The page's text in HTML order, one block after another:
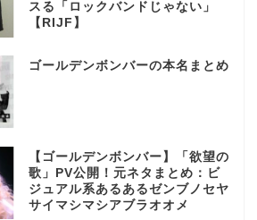
スる「ロックバンドじゃない」
【RIJF】
ゴールデンボンバーの本名まとめ
【ゴールデンボンバー】「欲望の
歌」PV公開！元ネタまとめ：ビ
ジュアル系あるあるゼンブノセヤ
サイマシマシアブラオオメ